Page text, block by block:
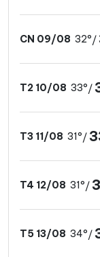
CN 09/08 32°/
T2 10/08 33°/
T3 11/08 31°/
T4 12/08 31°/
T5 13/08 34°/